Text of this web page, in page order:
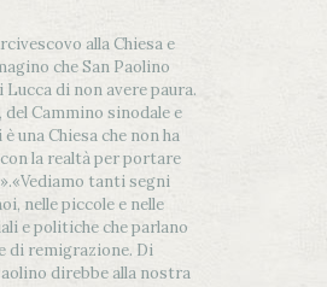
alla Chiesa e
che San Paolino
Lucca di non avere paura.
del Cammino sinodale e
una Chiesa che non ha
la realtà per portare
.«Vediamo tanti segni
nelle piccole e nelle
e politiche che parlano
di remigrazione. Di
direbbe alla nostra